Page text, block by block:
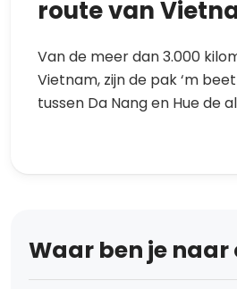
route van
Van de meer dan 3.000
Vietnam, zijn de pak ‘m
tussen Da Nang en Hue de
Waar ben je naar